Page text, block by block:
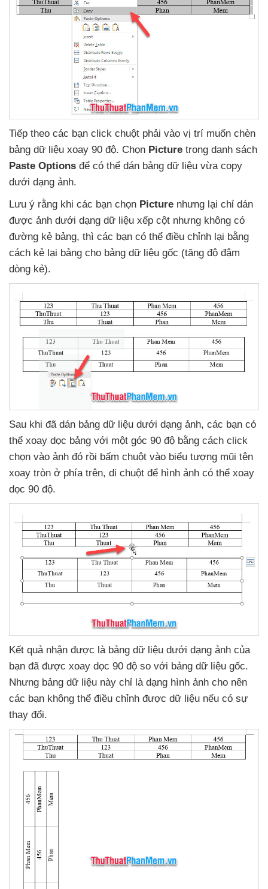
Tiếp theo các bạn click chuột phải vào vị trí muốn chèn
bảng dữ liệu xoay 90 độ. Chọn Picture trong danh sách
Paste Options để có thể dán bảng dữ liệu vừa copy
dưới dạng ảnh.
Lưu ý rằng khi các bạn chọn Picture nhưng lại chỉ dán
được ảnh dưới dạng dữ liệu xếp cột nhưng không có
đường kẻ bảng, thì các bạn có thể điều chỉnh lại bằng
cách kẻ lại bảng cho bảng dữ liệu gốc (tăng độ đậm
dòng kẻ).
Sau khi đã dán bảng dữ liệu dưới dạng ảnh, các bạn có
thể xoay dọc bảng với một góc 90 độ bằng cách click
chọn vào ảnh đó rồi bấm chuột vào biểu tượng mũi tên
xoay tròn ở phía trên, di chuột để hình ảnh có thể xoay
dọc 90 độ.
Kết quả nhận được là bảng dữ liệu dưới dạng ảnh của
bạn đã được xoay dọc 90 độ so với bảng dữ liệu gốc.
Nhưng bảng dữ liệu này chỉ là dạng hình ảnh cho nên
các bạn không thể điều chỉnh được dữ liệu nếu có sự
thay đổi.